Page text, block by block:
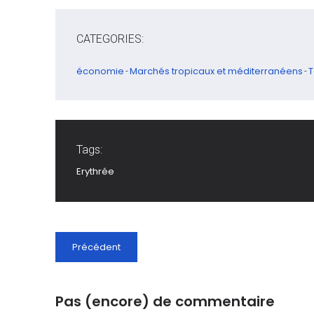
CATEGORIES:
économie -Marchés tropicaux et méditerranéens -
Tags:
Erythrée
Précédent
Pas (encore) de commentaire